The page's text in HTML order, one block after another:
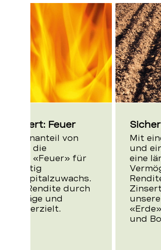
Ihre
Feuer
Aktienanteil von
steht die
«Feuer» für
Kapitalzuwachs.
die Rendite durch
und
erzielt.
Mit
und
eine
und